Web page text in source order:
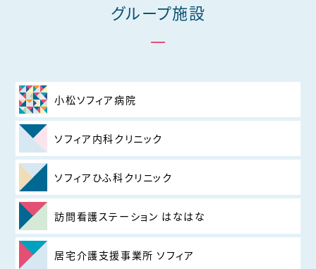
グループ施設
小松ソフィア病院
ソフィア内科クリニック
ソフィアひふ科クリニック
訪問看護ステーション はなはな
居宅介護支援事業所 ソフィア